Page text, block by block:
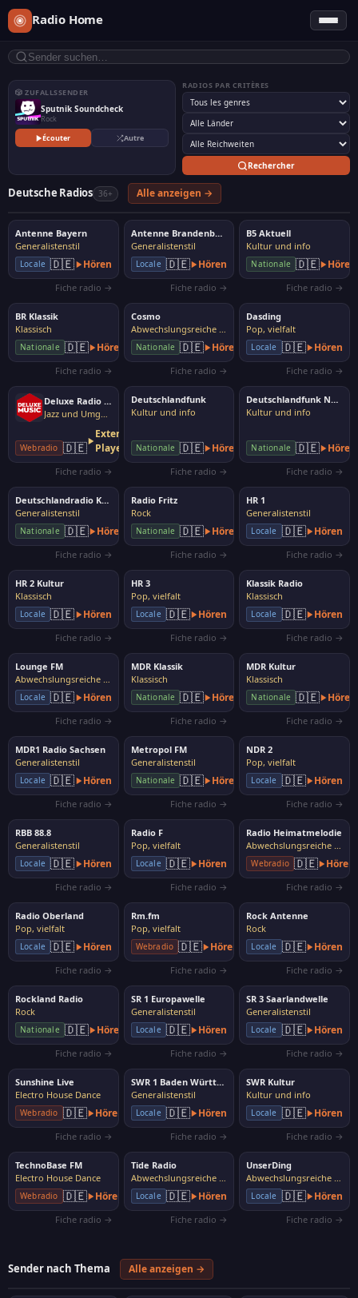
Radio Home
🎲 ZUFALLSSENDER
Sputnik Soundcheck
Rock
Écouter
Autre
RADIOS PAR CRITÈRES
Rechercher
Deutsche Radios 36+ Alle anzeigen →
Antenne Bayern
Generalistenstil
Locale 🇩🇪 Hören
Fiche radio →
Antenne Brandenburg
Generalistenstil
Locale 🇩🇪 Hören
Fiche radio →
B5 Aktuell
Kultur und info
Nationale 🇩🇪 Hören
Fiche radio →
BR Klassik
Klassisch
Nationale 🇩🇪 Hören
Fiche radio →
Cosmo
Abwechslungsreiche Musik
Nationale 🇩🇪 Hören
Fiche radio →
Dasding
Pop, vielfalt
Locale 🇩🇪 Hören
Fiche radio →
Deluxe Radio Easy
Jazz und Umgebung
Webradio 🇩🇪
Externer
Player
Fiche radio →
Deutschlandfunk
Kultur und info
Nationale 🇩🇪 Hören
Fiche radio →
Deutschlandfunk Nova
Kultur und info
Nationale 🇩🇪 Hören
Fiche radio →
Deutschlandradio Kultur
Generalistenstil
Nationale 🇩🇪 Hören
Fiche radio →
Radio Fritz
Rock
Nationale 🇩🇪 Hören
Fiche radio →
HR 1
Generalistenstil
Locale 🇩🇪 Hören
Fiche radio →
HR 2 Kultur
Klassisch
Locale 🇩🇪 Hören
Fiche radio →
HR 3
Pop, vielfalt
Locale 🇩🇪 Hören
Fiche radio →
Klassik Radio
Klassisch
Locale 🇩🇪 Hören
Fiche radio →
Lounge FM
Abwechslungsreiche Musik
Locale 🇩🇪 Hören
Fiche radio →
MDR Klassik
Klassisch
Nationale 🇩🇪 Hören
Fiche radio →
MDR Kultur
Klassisch
Nationale 🇩🇪 Hören
Fiche radio →
MDR1 Radio Sachsen
Generalistenstil
Locale 🇩🇪 Hören
Fiche radio →
Metropol FM
Generalistenstil
Nationale 🇩🇪 Hören
Fiche radio →
NDR 2
Pop, vielfalt
Locale 🇩🇪 Hören
Fiche radio →
RBB 88.8
Generalistenstil
Locale 🇩🇪 Hören
Fiche radio →
Radio F
Pop, vielfalt
Locale 🇩🇪 Hören
Fiche radio →
Radio Heimatmelodie
Abwechslungsreiche Musik
Webradio 🇩🇪 Hören
Fiche radio →
Radio Oberland
Pop, vielfalt
Locale 🇩🇪 Hören
Fiche radio →
Rm.fm
Pop, vielfalt
Webradio 🇩🇪 Hören
Fiche radio →
Rock Antenne
Rock
Locale 🇩🇪 Hören
Fiche radio →
Rockland Radio
Rock
Nationale 🇩🇪 Hören
Fiche radio →
SR 1 Europawelle
Generalistenstil
Locale 🇩🇪 Hören
Fiche radio →
SR 3 Saarlandwelle
Generalistenstil
Locale 🇩🇪 Hören
Fiche radio →
Sunshine Live
Electro House Dance
Webradio 🇩🇪 Hören
Fiche radio →
SWR 1 Baden Württemberg
Generalistenstil
Locale 🇩🇪 Hören
Fiche radio →
SWR Kultur
Kultur und info
Locale 🇩🇪 Hören
Fiche radio →
TechnoBase FM
Electro House Dance
Webradio 🇩🇪 Hören
Fiche radio →
Tide Radio
Abwechslungsreiche Musik
Locale 🇩🇪 Hören
Fiche radio →
UnserDing
Abwechslungsreiche Musik
Locale 🇩🇪 Hören
Fiche radio →
Sender nach Thema Alle anzeigen →